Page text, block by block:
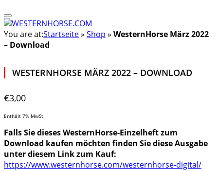
You are at:Startseite» Shop » WesternHorse März 2022
– Download
WESTERNHORSE MÄRZ 2022 – DOWNLOAD
€3,00
Enthält 7% MwSt.
Falls Sie dieses WesternHorse-Einzelheft zum
Download kaufen möchten finden Sie diese Ausgabe
unter diesem Link zum Kauf:
https://www.westernhorse.com/westernhorse-digital/